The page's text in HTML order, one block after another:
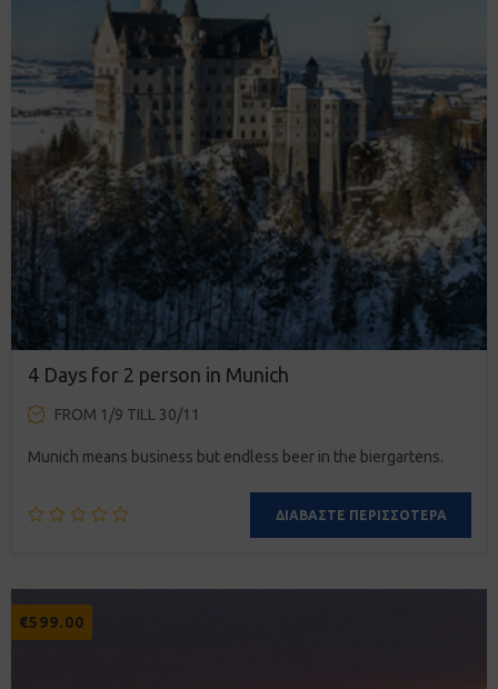
4 Days for 2 person in Munich
FROM 1/9 TILL 30/11
Munich means business but endless beer in the biergartens.
ΔΙΑΒΆΣΤΕ ΠΕΡΙΣΣΌΤΕΡΑ
€599.00